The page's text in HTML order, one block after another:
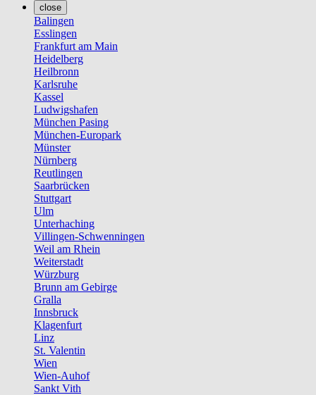
close
Balingen
Esslingen
Frankfurt am Main
Heidelberg
Heilbronn
Karlsruhe
Kassel
Ludwigshafen
München Pasing
München-Europark
Münster
Nürnberg
Reutlingen
Saarbrücken
Stuttgart
Ulm
Unterhaching
Villingen-Schwenningen
Weil am Rhein
Weiterstadt
Würzburg
Brunn am Gebirge
Gralla
Innsbruck
Klagenfurt
Linz
St. Valentin
Wien
Wien-Auhof
Sankt Vith